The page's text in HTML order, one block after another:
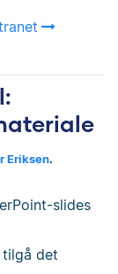
Eriksen.
slides
det